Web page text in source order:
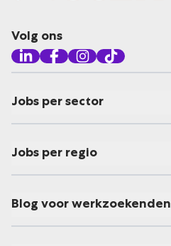
Volg ons
Jobs per sector
Jobs per regio
Blog voor werkzoekenden